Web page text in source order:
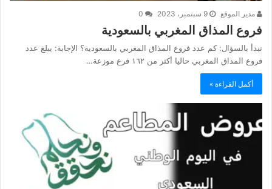
مدير الموقع 9 سبتمبر، 2023
فروع المذاق المغربي بالسعودية
نبدأ بالسؤال: كم عدد فروع المذاق المغربي بالسعودية؟ الإجابة: يبلغ عدد
فروع المذاق المغربي حاليا أكثر من ١٦٢ فرع موزعة…
أكمل القراءة »